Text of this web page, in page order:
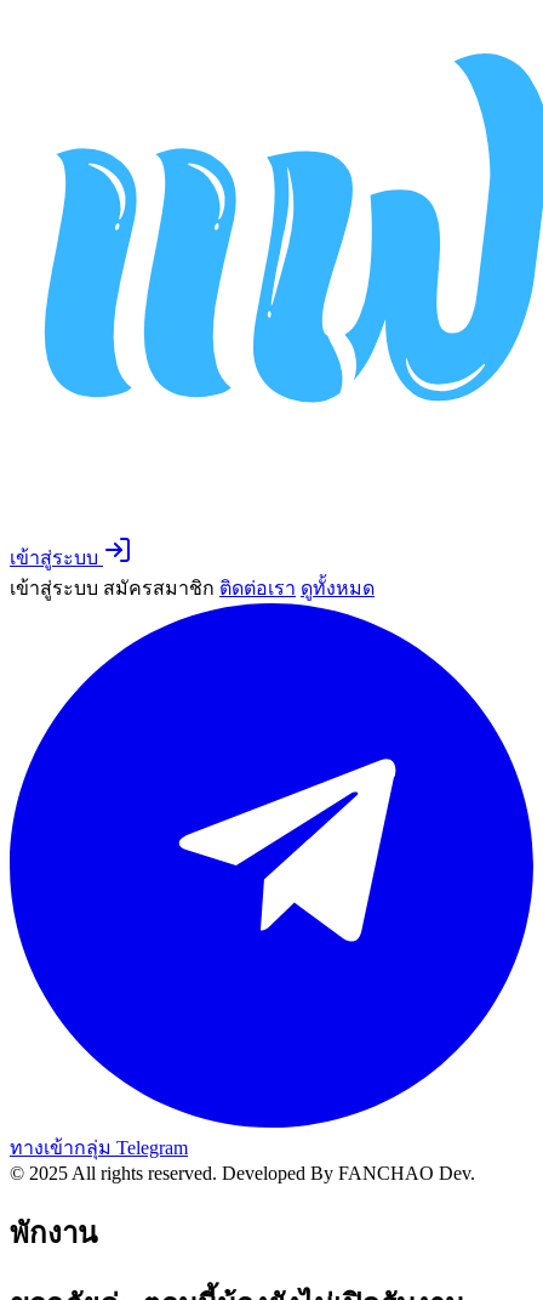
เข้าสู่ระบบ
เข้าสู่ระบบ สมัครสมาชิก ติดต่อเรา ดูทั้งหมด
ทางเข้ากลุ่ม Telegram
© 2025 All rights reserved. Developed By FANCHAO Dev.
พักงาน